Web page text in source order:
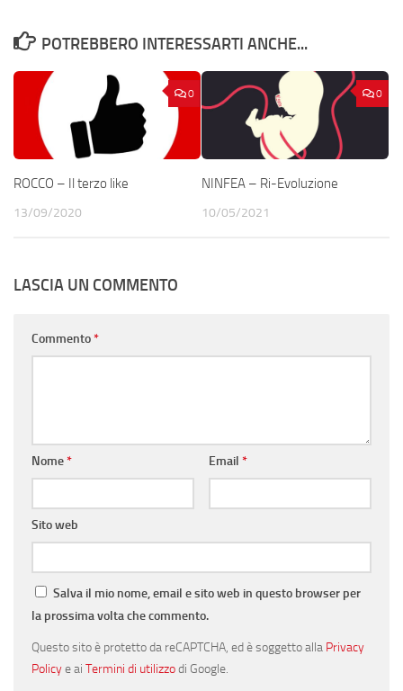
POTREBBERO INTERESSARTI ANCHE...
0
ROCCO – Il terzo like
13/09/2020
0
NINFEA – Ri-Evoluzione
10/05/2021
LASCIA UN COMMENTO
Commento*
Nome* Email *
Sito web
Salva il mio nome, email e sito web in questo browser per
la prossima volta che commento.
Questo sito è protetto da reCAPTCHA, ed è soggetto alla Privacy
Policye ai Termini di utilizzodi Google.